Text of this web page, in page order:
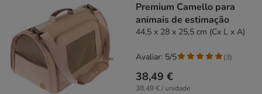
Premium Camello para
animais de estimação
44,5 x 28 x 25,5 cm (Cx L x A)
38,49 €
38,49 € / unidade
Avaliar: 5/5 (3)